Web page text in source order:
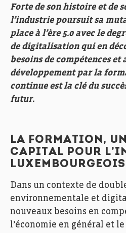
Forte de son histoire et de
l’industrie poursuit sa
place à l’ère 5.0 avec le
de digitalisation qui en
besoins de compétences et
développement par la
continue est la clé du
futur.
LA FORMATION,
CAPITAL POUR
Dans un contexte de
environnementale et
nouveaux besoins en
l’économie en général et